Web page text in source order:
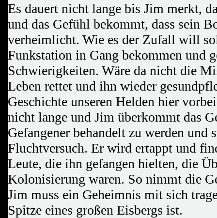
Es dauert nicht lange bis Jim merkt,
und das Gefühl bekommt, dass sein
verheimlicht. Wie es der Zufall will
Funkstation in Gang bekommen und
Schwierigkeiten. Wäre da nicht die
Leben rettet und ihn wieder
Geschichte unseren Helden hier
nicht lange und Jim überkommt das
Gefangener behandelt zu werden und
Fluchtversuch. Er wird ertappt und
Leute, die ihn gefangen hielten, die
Kolonisierung waren. So nimmt die
Jim muss ein Geheimnis mit sich
Spitze eines großen Eisbergs ist.